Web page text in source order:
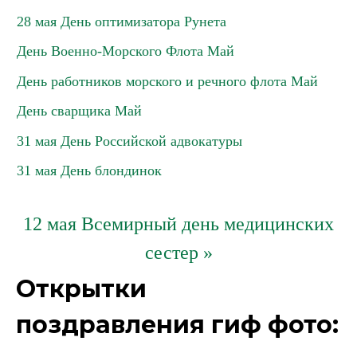
28 мая День оптимизатора Рунета
День Военно-Морского Флота Май
День работников морского и речного флота Май
День сварщика Май
31 мая День Российской адвокатуры
31 мая День блондинок
12 мая Всемирный день медицинских
сестер »
Открытки
поздравления гиф фото: